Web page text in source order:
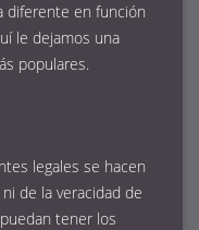
diferente en función
le dejamos una
populares.
legales se hacen
de la veracidad de
tener los